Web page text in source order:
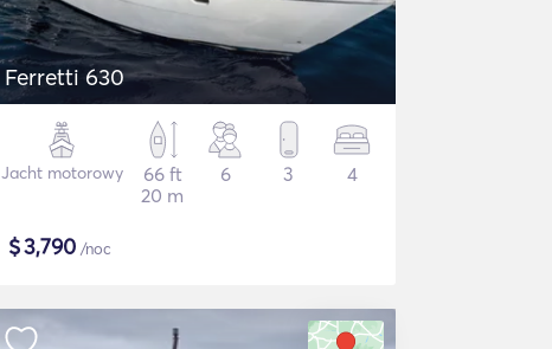
Ferretti 630
Jacht motorowy
66 ft
20 m
6 3 4
$3,790 /noc